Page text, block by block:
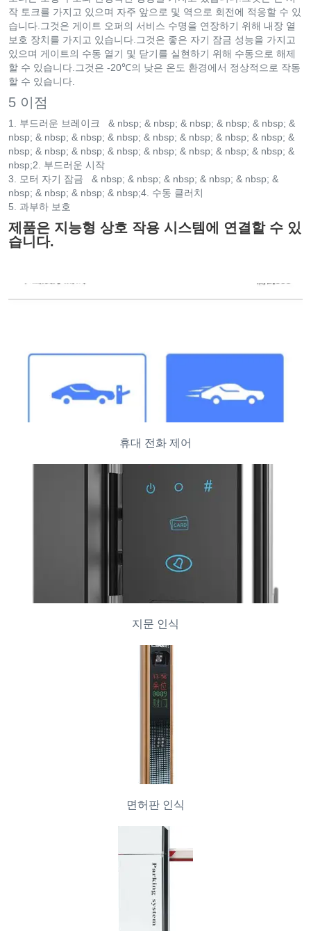
작 토크를 가지고 있으며 자주 앞으로 및 역으로 회전에 적응할 수 있
습니다.그것은 게이트 오퍼의 서비스 수명을 연장하기 위해 내장 열
보호 장치를 가지고 있습니다.그것은 좋은 자기 잠금 성능을 가지고
있으며 게이트의 수동 열기 및 닫기를 실현하기 위해 수동으로 해제
할 수 있습니다.그것은 -20℃의 낮은 온도 환경에서 정상적으로 작동
할 수 있습니다.
5 이점
1. 부드러운 브레이크 & nbsp; & nbsp; & nbsp; & nbsp; & nbsp; &
nbsp; & nbsp; & nbsp; & nbsp; & nbsp; & nbsp; & nbsp; & nbsp; &
nbsp; & nbsp; & nbsp; & nbsp; & nbsp; & nbsp; & nbsp; & nbsp; &
nbsp;2. 부드러운 시작
3. 모터 자기 잠금 & nbsp; & nbsp; & nbsp; & nbsp; & nbsp; &
nbsp; & nbsp; & nbsp; & nbsp;4. 수동 클러치
5. 과부하 보호
제품은 지능형 상호 작용 시스템에 연결할 수 있
습니다.
휴대 전화 제어
지문 인식
면허판 인식